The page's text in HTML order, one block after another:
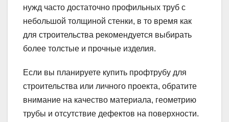
нужд часто достаточно профильных труб с
небольшой толщиной стенки, в то время как
для строительства рекомендуется выбирать
более толстые и прочные изделия.
Если вы планируете купить профтрубу для
строительства или личного проекта, обратите
внимание на качество материала, геометрию
трубы и отсутствие дефектов на поверхности.